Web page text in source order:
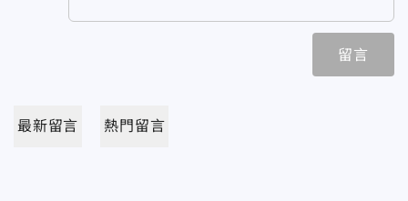
留言
最新留言 熱門留言